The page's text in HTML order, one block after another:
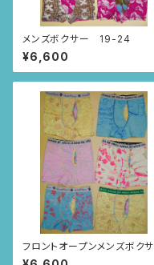
メンズボクサー 19-24
¥6,600
フロントオープンメンズボクサ
ー 19-24